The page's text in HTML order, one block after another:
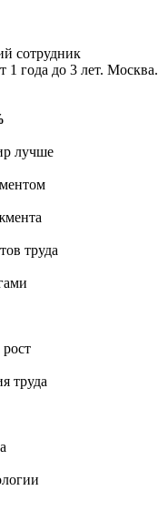
сотрудник
1 года до 3 лет. Москва.
лучше
труда
труда